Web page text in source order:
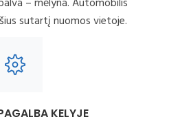
sutartį nuomos vietoje.
KELYJE